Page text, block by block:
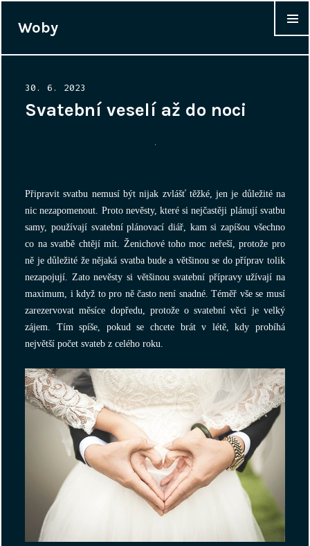
Woby
Posted
on
30. 6. 2023
Svatební veselí až do noci
Připravit svatbu nemusí být nijak zvlášť těžké, jen je důležité na
nic nezapomenout. Proto nevěsty, které si nejčastěji plánují svatbu
samy, používají svatební plánovací diář, kam si zapíšou všechno
co na svatbě chtějí mít. Ženichové toho moc neřeší, protože pro
ně je důležité že nějaká svatba bude a většinou se do příprav tolik
nezapojují. Zato nevěsty si většinou svatební přípravy užívají na
maximum, i když to pro ně často není snadné. Téměř vše se musí
zarezervovat měsíce dopředu, protože o svatební věci je velký
zájem. Tím spíše, pokud se chcete brát v létě, kdy probíhá
největší počet svateb z celého roku.